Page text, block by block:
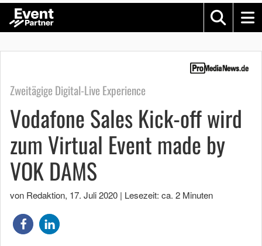
Zweitägige Digital-Live Experience
Vodafone Sales Kick-off wird
zum Virtual Event made by
VOK DAMS
von Redaktion, 17. Juli 2020 | Lesezeit: ca. 2 Minuten